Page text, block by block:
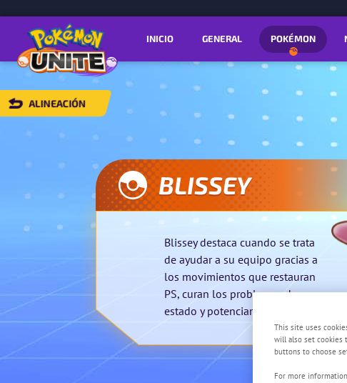
INICIO GENERAL POKÉMON
VOLVER
ALINEACIÓN
BLISSEY
Blissey destaca cuando se trata
de ayudar a su equipo gracias a
los movimientos que restauran
PS, curan los problemas de
estado y potencian a sus aliados.
This site uses
will also set cookies
buttons to choose
For more